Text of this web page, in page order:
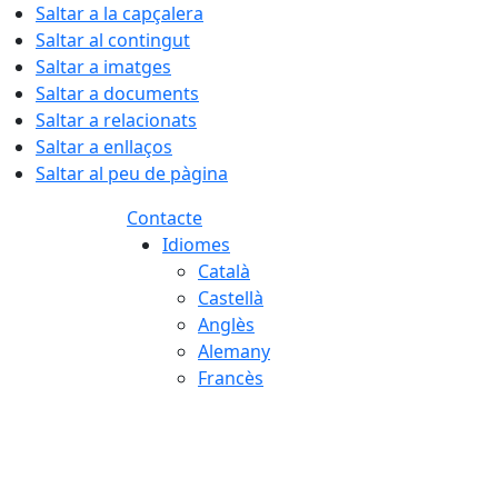
Saltar a la capçalera
Saltar al contingut
Saltar a imatges
Saltar a documents
Saltar a relacionats
Saltar a enllaços
Saltar al peu de pàgina
Contacte
Idiomes
Català
Castellà
Anglès
Alemany
Francès